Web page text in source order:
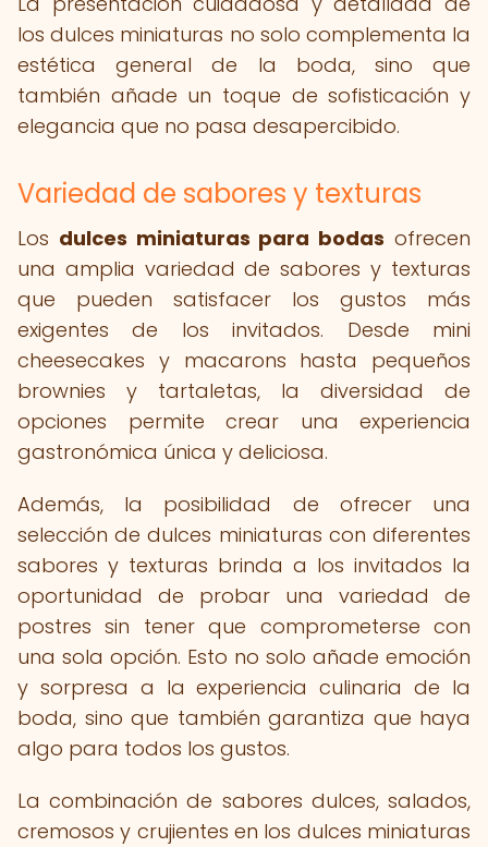
los dulces miniaturas no solo complementa la
estética general de la boda, sino que
también añade un toque de sofisticación y
elegancia que no pasa desapercibido.
Variedad de sabores y texturas
Los dulces miniaturas para bodas ofrecen
una amplia variedad de sabores y texturas
que pueden satisfacer los gustos más
exigentes de los invitados. Desde mini
cheesecakes y macarons hasta pequeños
brownies y tartaletas, la diversidad de
opciones permite crear una experiencia
gastronómica única y deliciosa.
Además, la posibilidad de ofrecer una
selección de dulces miniaturas con diferentes
sabores y texturas brinda a los invitados la
oportunidad de probar una variedad de
postres sin tener que comprometerse con
una sola opción. Esto no solo añade emoción
y sorpresa a la experiencia culinaria de la
boda, sino que también garantiza que haya
algo para todos los gustos.
La combinación de sabores dulces, salados,
cremosos y crujientes en los dulces miniaturas